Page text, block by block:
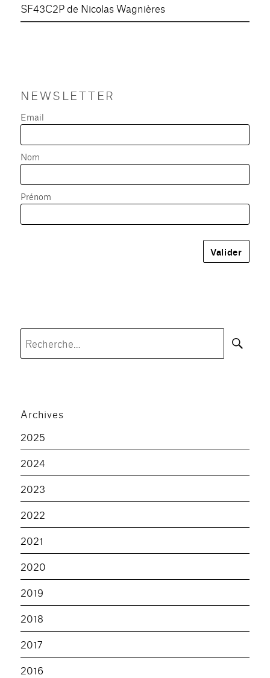
SF43C2P de Nicolas Wagnières
NEWSLETTER
Email
Nom
Prénom
Archives
2025
2024
2023
2022
2021
2020
2019
2018
2017
2016